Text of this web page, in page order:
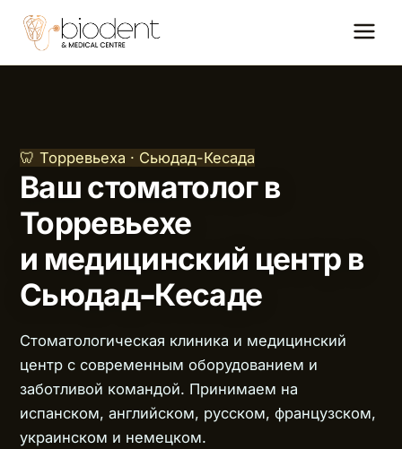
🦷 Торревьеха · Сьюдад-Кесада
Ваш стоматолог в
Торревьехе
и медицинский центр в
Сьюдад-Кесаде
Стоматологическая клиника и медицинский
центр с современным оборудованием и
заботливой командой. Принимаем на
испанском, английском, русском, французском,
украинском и немецком.